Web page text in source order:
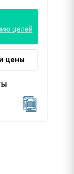
целей
цены